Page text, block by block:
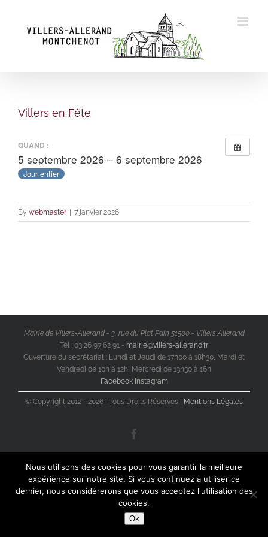
content
Villers en Fête
QUAND :
5 septembre 2026 – 6 septembre 2026
Jour entier
By webmaster 7 janvier 2026
Mairie de Villers-Allerand - 3, rue du Plat Pain 51500 - Villers Allerand
Tél : 03 26 97 62 91 - mairie@villers-allerand.fr
Ouverture du secrétariat : Lundi et Jeudi de 17h00 à 18h30, Mardi et
Vendredi de 10h à 12h, Mercredi de 13h30 à 16h
Facebook Instagram
© Copyright 2012 - 2026 | Tous Droits Réservés | Mentions Légales
Nous utilisons des cookies pour vous garantir la meilleure
expérience sur notre site. Si vous continuez à utiliser ce
dernier, nous considérerons que vous acceptez l'utilisation des
cookies.
Ok